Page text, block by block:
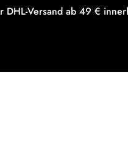
DHL-Versand ab 49 €